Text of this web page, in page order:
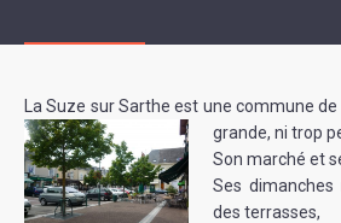
SÉCURITÉ
MAJEURS
SANTÉ/COMMERCES/ARTISANS
CARAVANES
FLUVIALE
VENIR
LA
SUZE
La Suze sur Sarthe est une commune
grande, ni trop
Son marché et
Ses
des terrasses,